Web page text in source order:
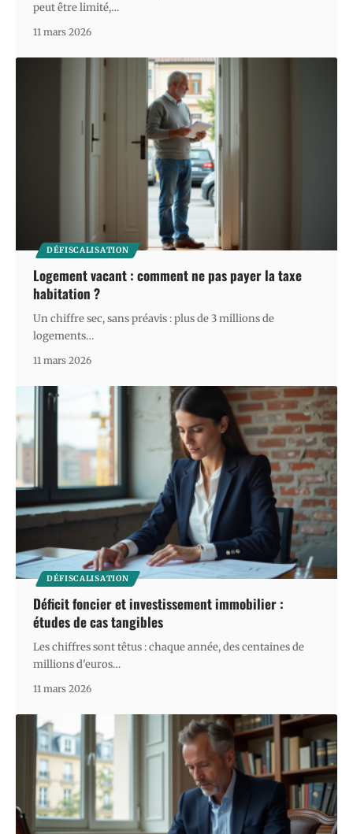
peut être limité,…
11 mars 2026
DÉFISCALISATION
Logement vacant : comment ne pas payer la taxe
habitation ?
Un chiffre sec, sans préavis : plus de 3 millions de
logements…
11 mars 2026
DÉFISCALISATION
Déficit foncier et investissement immobilier :
études de cas tangibles
Les chiffres sont têtus : chaque année, des centaines de
millions d'euros…
11 mars 2026